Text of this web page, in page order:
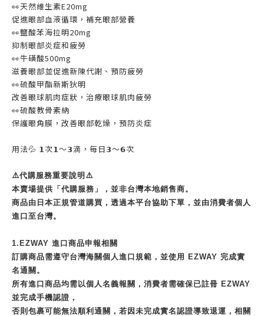
👀天然維生素E20mg
促進眼部血液循環，補充眼部營養
👀鹽酸苯海拉明20mg
抑制眼部炎症和疲勞
👀牛磺酸500mg
滋養眼部並促進新陳代謝、預防疲勞
👀硫酸甲酯新斯狄明
改善眼球肌肉症狀，治療眼球肌肉疲勞
👀硫酸教骨素納
保護眼角膜，改善眼部乾燥，預防炎症
用法💦 𝟭次𝟭～𝟯滴，每日𝟯～𝟲次
⚠️代購服務重要說明⚠️
本賣場提供「代購服務」，並非台灣本地銷售商。
商品由日本正規管道購買，透過本平台協助下單，並由消費者個人
進口至台灣。
1.EZWAY 進口商品申報相關
訂購商品需遵守台灣海關個人進口規範，並使用 EZWAY 完成實
名通關。
所有進口商品均需以個人名義報關，消費者需確保已註冊 EZWAY
並完成手機認證，
否則包裹可能無法順利通關，若因未完成實名認證導致退運，相關